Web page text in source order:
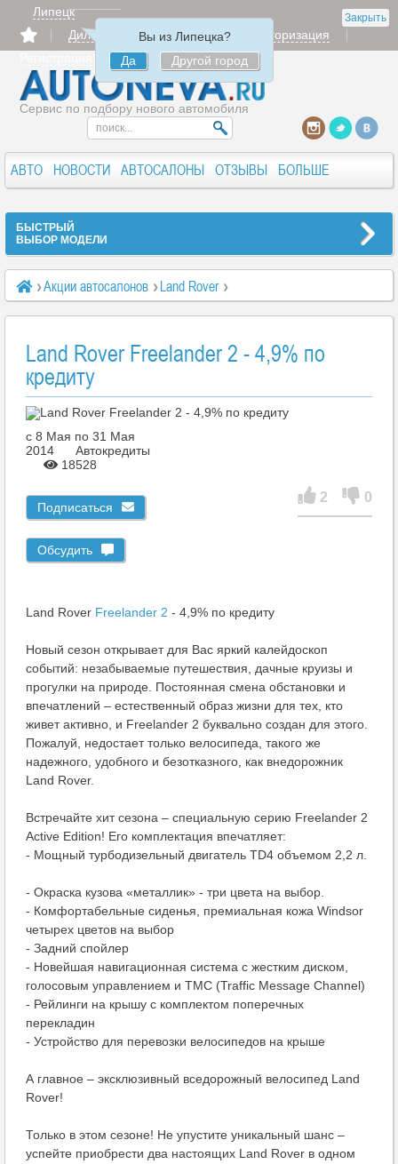
Закрыть
Липецк
Вы из Липецка?
Да
Другой город
Дилерам Продать
Авторизация
Сервис по подбору нового автомобиля
АВТО НОВОСТИ АВТОСАЛОНЫ ОТЗЫВЫ БОЛЬШЕ
БЫСТРЫЙ
ВЫБОР МОДЕЛИ
Акции автосалонов
Land Rover
Land Rover Freelander 2 - 4,9% по кредиту
Land Rover Freelander 2 - 4,9% по
кредиту
c 8 Мая по 31 Мая
2014
Автокредиты
18528
Подписаться
Обсудить
2 0
Land Rover Freelander 2 - 4,9% по кредиту
Новый сезон открывает для Вас яркий калейдоскоп
событий: незабываемые путешествия, дачные круизы и
прогулки на природе. Постоянная смена обстановки и
впечатлений – естественный образ жизни для тех, кто
живет активно, и Freelander 2 буквально создан для этого.
Пожалуй, недостает только велосипеда, такого же
надежного, удобного и безотказного, как внедорожник
Land Rover.
Встречайте хит сезона – специальную серию Freelander 2
Active Edition! Его комплектация впечатляет:
- Мощный турбодизельный двигатель TD4 объемом 2,2 л.
- Окраска кузова «металлик» - три цвета на выбор.
- Комфортабельные сиденья, премиальная кожа Windsor
четырех цветов на выбор
- Задний спойлер
- Новейшая навигационная система с жестким диском,
голосовым управлением и ТMC (Traffic Message Channel)
- Рейлинги на крышу с комплектом поперечных
перекладин
- Устройство для перевозки велосипедов на крыше
А главное – эксклюзивный вседорожный велосипед Land
Rover!
Только в этом сезоне! Не упустите уникальный шанс –
успейте приобрести два настоящих Land Rover в одном